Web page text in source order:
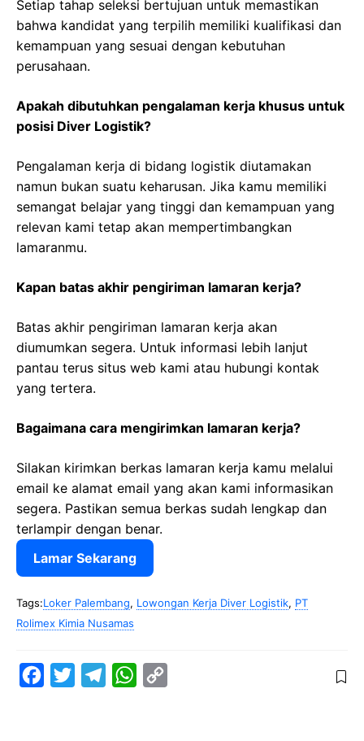
Setiap tahap seleksi bertujuan untuk memastikan
bahwa kandidat yang terpilih memiliki kualifikasi dan
kemampuan yang sesuai dengan kebutuhan
perusahaan.
Apakah dibutuhkan pengalaman kerja khusus untuk
posisi Diver Logistik?
Pengalaman kerja di bidang logistik diutamakan
namun bukan suatu keharusan. Jika kamu memiliki
semangat belajar yang tinggi dan kemampuan yang
relevan kami tetap akan mempertimbangkan
lamaranmu.
Kapan batas akhir pengiriman lamaran kerja?
Batas akhir pengiriman lamaran kerja akan
diumumkan segera. Untuk informasi lebih lanjut
pantau terus situs web kami atau hubungi kontak
yang tertera.
Bagaimana cara mengirimkan lamaran kerja?
Silakan kirimkan berkas lamaran kerja kamu melalui
email ke alamat email yang akan kami informasikan
segera. Pastikan semua berkas sudah lengkap dan
terlampir dengan benar.
Lamar Sekarang
Tags:Loker Palembang, Lowongan Kerja Diver Logistik, PT
Rolimex Kimia Nusamas
W